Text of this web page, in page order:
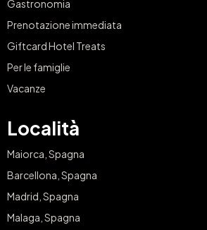
Gastronomia
Prenotazione immediata
Giftcard Hotel Treats
Per le famiglie
Vacanze
Località
Maiorca, Spagna
Barcellona, Spagna
Madrid, Spagna
Malaga, Spagna